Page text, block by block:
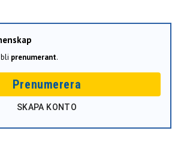
prenumerant.
Prenumerera
SKAPA KONTO